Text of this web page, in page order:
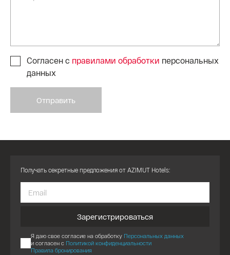
Согласен с правилами обработки персональных
данных
Отправить
Получать секретные предложения от AZIMUT Hotels:
Зарегистрироваться
Я даю свое согласие на обработку Персональных данных
и согласен с Политикой конфиденциальности
Правила бронирования